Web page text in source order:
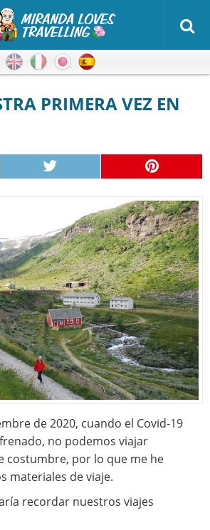
Inglés ItalianoJaponés
de 2020, cuando el Covid-19
no podemos viajar
costumbre, por lo que me he
materiales de viaje.
recordar nuestros viajes